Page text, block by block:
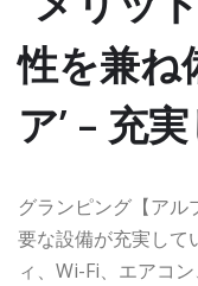
性を兼ね
ア’ – 充
グランピング【アル
要な設備が充実して
ィ、Wi-Fi、エアコ